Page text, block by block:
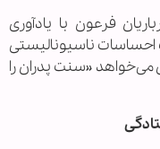
فرعون با یادآوری
ناسیونالیستی
«سنت پدران را